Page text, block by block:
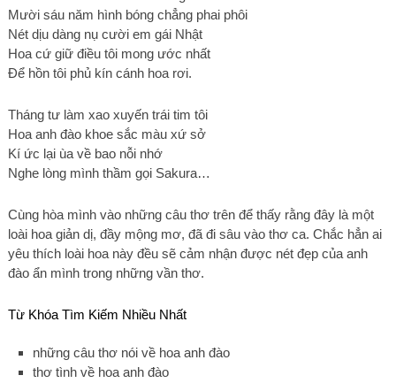
Mười sáu năm hình bóng chẳng phai phôi
Nét dịu dàng nụ cười em gái Nhật
Hoa cứ giữ điều tôi mong ước nhất
Để hồn tôi phủ kín cánh hoa rơi.
Tháng tư làm xao xuyến trái tim tôi
Hoa anh đào khoe sắc màu xứ sở
Kí ức lại ùa về bao nỗi nhớ
Nghe lòng mình thầm gọi Sakura…
Cùng hòa mình vào những câu thơ trên để thấy rằng đây là một
loài hoa giản dị, đầy mộng mơ, đã đi sâu vào thơ ca. Chắc hẳn ai
yêu thích loài hoa này đều sẽ cảm nhận được nét đẹp của anh
đào ẩn mình trong những vần thơ.
Từ Khóa Tìm Kiếm Nhiều Nhất
những câu thơ nói về hoa anh đào
thơ tình về hoa anh đào